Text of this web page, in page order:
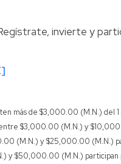
invierte y
más de $3,000.00 (M.N.) del
$3,000.00 (M.N.) y
(M.N.) y $25,000.00 (M.N.)
y $50,000.00 (M.N.) participan